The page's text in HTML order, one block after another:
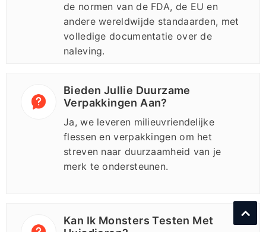
de normen van de FDA, de EU en
andere wereldwijde standaarden, met
volledige documentatie over de
naleving.
Bieden Jullie Duurzame
Verpakkingen Aan?
Ja, we leveren milieuvriendelijke
flessen en verpakkingen om het
streven naar duurzaamheid van je
merk te ondersteunen.
Kan Ik Monsters Testen Met